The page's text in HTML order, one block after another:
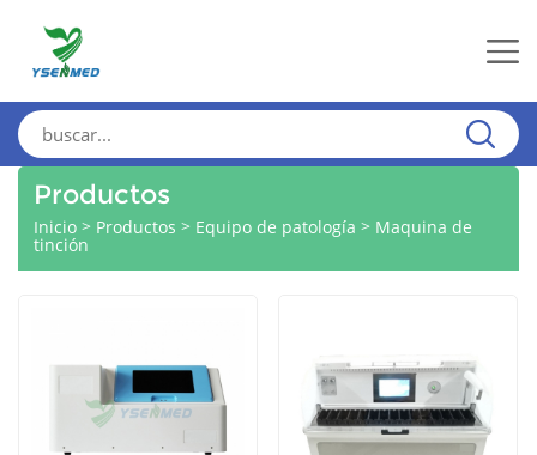
Productos
Inicio > Productos > Equipo de patología > Maquina de
tinción